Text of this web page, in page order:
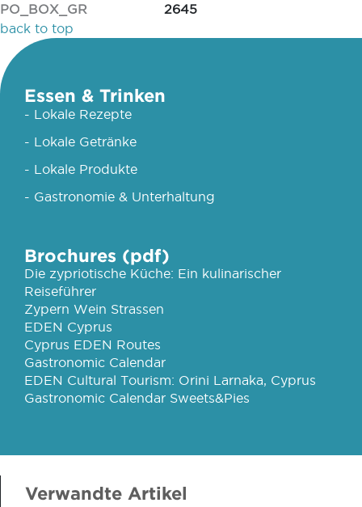
PO_BOX_GR
2645
back to top
Essen & Trinken
- Lokale Rezepte
- Lokale Getränke
- Lokale Produkte
- Gastronomie & Unterhaltung
Brochures (pdf)
Die zypriotische Küche: Ein kulinarischer
Reiseführer
Zypern Wein Strassen
EDEN Cyprus
Cyprus EDEN Routes
Gastronomic Calendar
EDEN Cultural Tourism: Orini Larnaka, Cyprus
Gastronomic Calendar Sweets&Pies
Verwandte Artikel